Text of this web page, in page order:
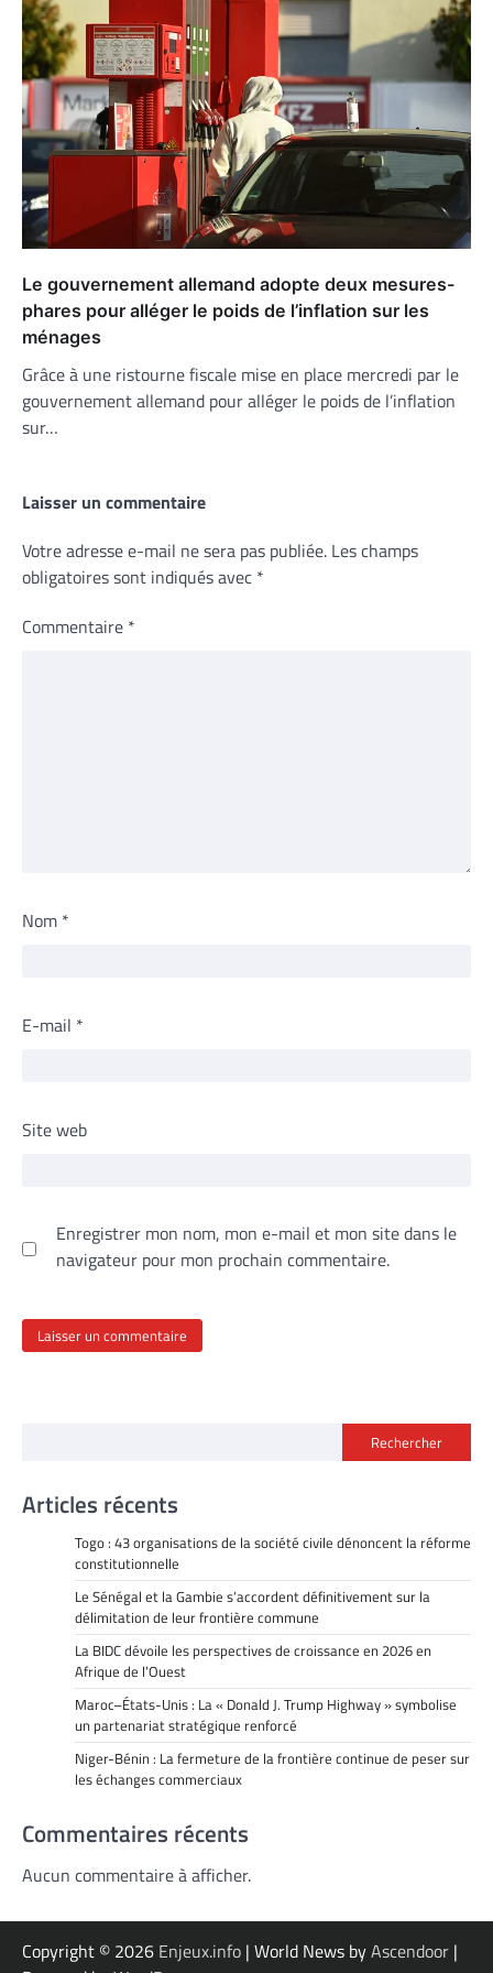
Le gouvernement allemand adopte deux mesures-
phares pour alléger le poids de l’inflation sur les
ménages
Grâce à une ristourne fiscale mise en place mercredi par le
gouvernement allemand pour alléger le poids de l’inflation
sur…
Laisser un commentaire
Votre adresse e-mail ne sera pas publiée. Les champs
obligatoires sont indiqués avec *
Commentaire *
Nom *
E-mail *
Site web
Enregistrer mon nom, mon e-mail et mon site dans le
navigateur pour mon prochain commentaire.
Rechercher
Articles récents
Togo : 43 organisations de la société civile dénoncent la réforme
constitutionnelle
Le Sénégal et la Gambie s’accordent définitivement sur la
délimitation de leur frontière commune
La BIDC dévoile les perspectives de croissance en 2026 en
Afrique de l’Ouest
Maroc–États-Unis : La « Donald J. Trump Highway » symbolise
un partenariat stratégique renforcé
Niger-Bénin : La fermeture de la frontière continue de peser sur
les échanges commerciaux
Commentaires récents
Aucun commentaire à afficher.
Copyright © 2026 Enjeux.info | World News byAscendoor |